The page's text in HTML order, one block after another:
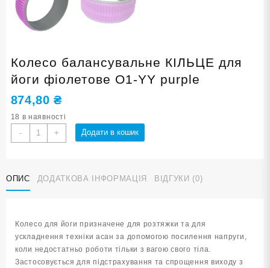
Колесо балансувальне КІЛЬЦЕ для
йоги фіолетове O1-YY purple
874,80₴
18 в наявності
-
Колесо
балансувальне
йоги
фіолетове
+ Додати в кошик
ОПИС ДОДАТКОВА ІНФОРМАЦІЯ ВІДГУКИ (0)
Колесо для йоги призначене для розтяжки та для
ускладнення техніки асан за допомогою посилення напруги,
коли недостатньо роботи тільки з вагою свого тіла.
Застосовується для підстрахування та спрощення виходу з